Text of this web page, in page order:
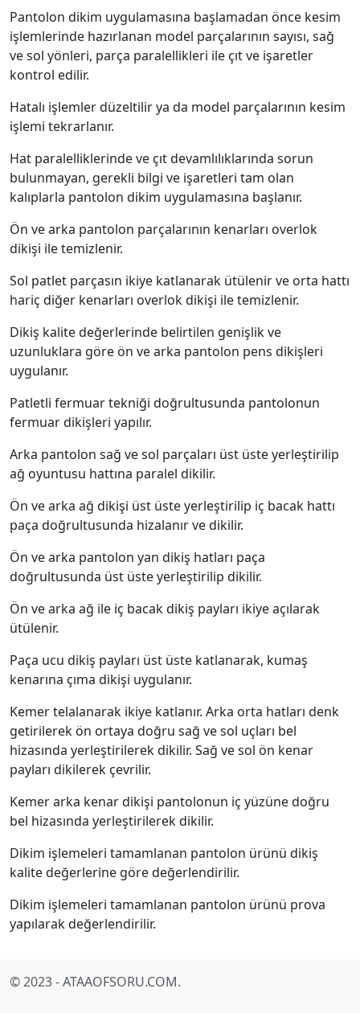
Pantolon dikim uygulamasına başlamadan önce kesim
işlemlerinde hazırlanan model parçalarının sayısı, sağ
ve sol yönleri, parça paralellikleri ile çıt ve işaretler
kontrol edilir.
Hatalı işlemler düzeltilir ya da model parçalarının kesim
işlemi tekrarlanır.
Hat paralelliklerinde ve çıt devamlılıklarında sorun
bulunmayan, gerekli bilgi ve işaretleri tam olan
kalıplarla pantolon dikim uygulamasına başlanır.
Ön ve arka pantolon parçalarının kenarları overlok
dikişi ile temizlenir.
Sol patlet parçasın ikiye katlanarak ütülenir ve orta hattı
hariç diğer kenarları overlok dikişi ile temizlenir.
Dikiş kalite değerlerinde belirtilen genişlik ve
uzunluklara göre ön ve arka pantolon pens dikişleri
uygulanır.
Patletli fermuar tekniği doğrultusunda pantolonun
fermuar dikişleri yapılır.
Arka pantolon sağ ve sol parçaları üst üste yerleştirilip
ağ oyuntusu hattına paralel dikilir.
Ön ve arka ağ dikişi üst üste yerleştirilip iç bacak hattı
paça doğrultusunda hizalanır ve dikilir.
Ön ve arka pantolon yan dikiş hatları paça
doğrultusunda üst üste yerleştirilip dikilir.
Ön ve arka ağ ile iç bacak dikiş payları ikiye açılarak
ütülenir.
Paça ucu dikiş payları üst üste katlanarak, kumaş
kenarına çıma dikişi uygulanır.
Kemer telalanarak ikiye katlanır. Arka orta hatları denk
getirilerek ön ortaya doğru sağ ve sol uçları bel
hizasında yerleştirilerek dikilir. Sağ ve sol ön kenar
payları dikilerek çevrilir.
Kemer arka kenar dikişi pantolonun iç yüzüne doğru
bel hizasında yerleştirilerek dikilir.
Dikim işlemeleri tamamlanan pantolon ürünü dikiş
kalite değerlerine göre değerlendirilir.
Dikim işlemeleri tamamlanan pantolon ürünü prova
yapılarak değerlendirilir.
© 2023 - ATAAOFSORU.COM.